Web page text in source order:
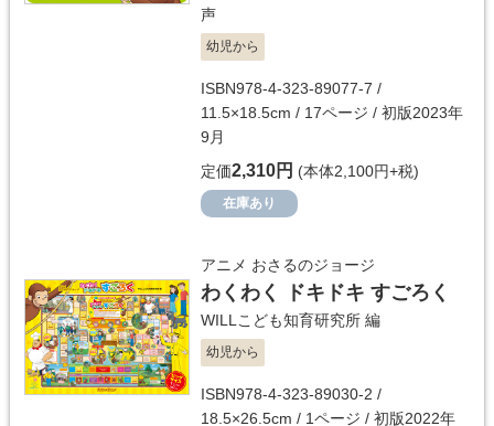
声
幼児から
ISBN978-4-323-89077-7 /
11.5×18.5cm / 17ページ / 初版2023年
9月
定価2,310円 (本体2,100円+税)
在庫あり
アニメ おさるのジョージ
わくわく ドキドキ すごろく
WILLこども知育研究所 編
幼児から
ISBN978-4-323-89030-2 /
18.5×26.5cm / 1ページ / 初版2022年